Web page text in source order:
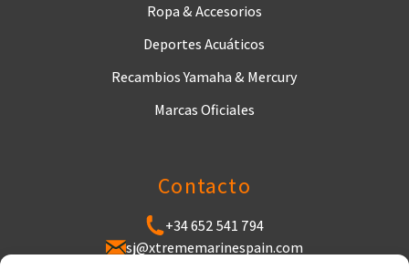
Ropa & Accesorios
Deportes Acuáticos
Recambios Yamaha & Mercury
Marcas Oficiales
Contacto
+34 652 541 794
sj@xtrememarinespain.com